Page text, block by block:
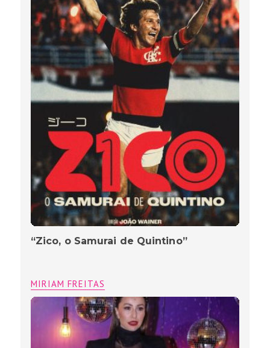
“Zico, o Samurai de Quintino”
MIRIAM FREITAS